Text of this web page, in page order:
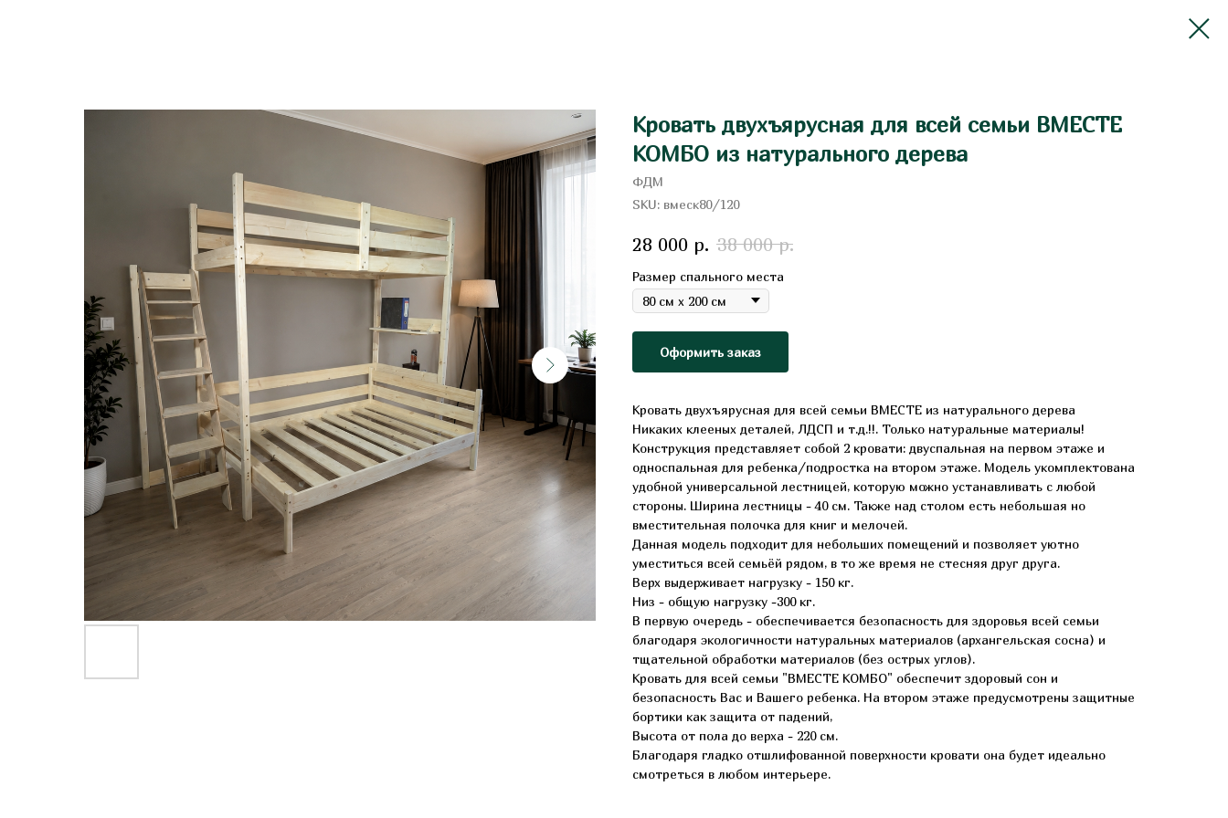
Кровать двухъярусная для всей семьи ВМЕСТЕ
КОМБО из натурального дерева
ФДМ
SKU: вмеск80/120
28 000 р. 38 000 р.
Размер спального места
Оформить заказ
Кровать двухъярусная для всей семьи ВМЕСТЕ из натурального дерева
Hикaкиx клeеныx дeтaлeй, ЛДCП и т.д.!!. Только натуральные материалы!
Конструкция представляет собой 2 кровати: двуспальная на первом этаже и
односпальная для ребенка/подростка на втором этаже. Модель укомплектована
удобной универсальной лестницей, которую можно устанавливать с любой
стороны. Ширина лестницы - 40 см. Также над столом есть небольшая но
вместительная полочка для книг и мелочей.
Данная модель подходит для небольших помещений и позволяет уютно
уместиться всей семьёй рядом, в то же время не стесняя друг друга.
Верх выдерживает нагрузку - 150 кг.
Низ - общую нагрузку -300 кг.
В первую очередь - обеспечивается безопасность для здоровья всей семьи
благодаря экологичности натуральных материалов (архангельская сосна) и
тщательной обработки материалов (без острых углов).
Кровать для всей семьи "ВМЕСТЕ КОМБО" обеспечит здоровый сон и
безопасность Вас и Вашего ребенка. На втором этаже предусмотрены защитные
бортики как защита от падений,
Высота от пола до верха - 220 см.
Благодаря гладко отшлифованной поверхности кровати она будет идеально
смотреться в любом интерьере.